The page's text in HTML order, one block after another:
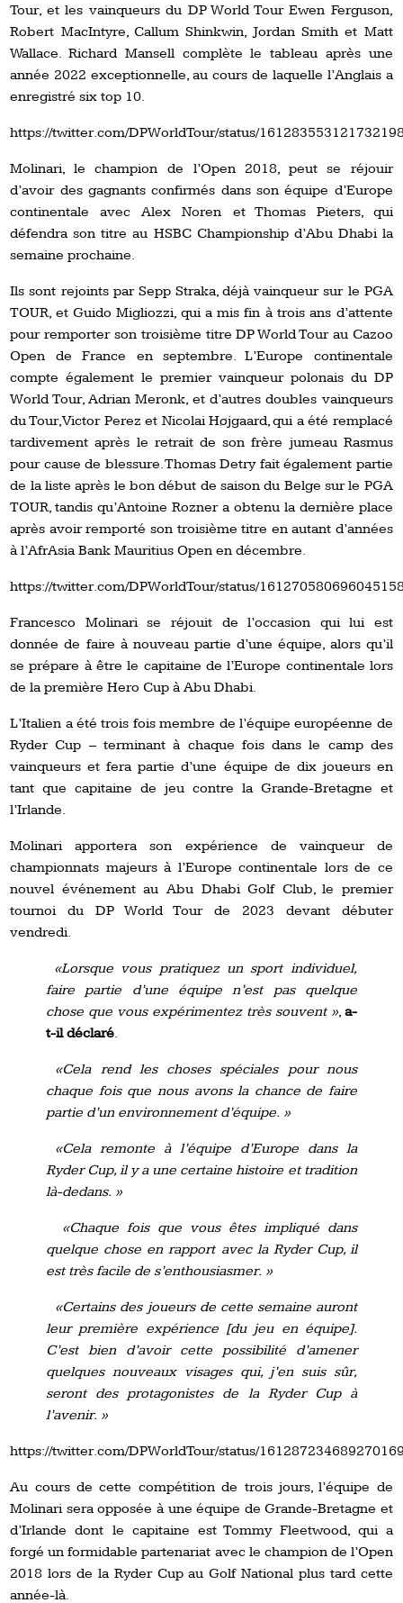
Tour, et les vainqueurs du DP World Tour Ewen Ferguson,
Robert MacIntyre, Callum Shinkwin, Jordan Smith et Matt
Wallace. Richard Mansell complète le tableau après une
année 2022 exceptionnelle, au cours de laquelle l’Anglais a
enregistré six top 10.
https://twitter.com/DPWorldTour/status/
Molinari, le champion de l’Open 2018, peut se réjouir
d’avoir des gagnants confirmés dans son équipe d’Europe
continentale avec Alex Noren et Thomas Pieters, qui
défendra son titre au HSBC Championship d’Abu Dhabi la
semaine prochaine.
Ils sont rejoints par Sepp Straka, déjà vainqueur sur le PGA
TOUR, et Guido Migliozzi, qui a mis fin à trois ans d’attente
pour remporter son troisième titre DP World Tour au Cazoo
Open de France en septembre. L’Europe continentale
compte également le premier vainqueur polonais du DP
World Tour, Adrian Meronk, et d’autres doubles vainqueurs
du Tour, Victor Perez et Nicolai Højgaard, qui a été remplacé
tardivement après le retrait de son frère jumeau Rasmus
pour cause de blessure. Thomas Detry fait également partie
de la liste après le bon début de saison du Belge sur le PGA
TOUR, tandis qu’Antoine Rozner a obtenu la dernière place
après avoir remporté son troisième titre en autant d’années
à l’AfrAsia Bank Mauritius Open en décembre.
https://twitter.com/DPWorldTour/status/
Francesco Molinari se réjouit de l’occasion qui lui est
donnée de faire à nouveau partie d’une équipe, alors qu’il
se prépare à être le capitaine de l’Europe continentale lors
de la première Hero Cup à Abu Dhabi.
L’Italien a été trois fois membre de l’équipe européenne de
Ryder Cup – terminant à chaque fois dans le camp des
vainqueurs et fera partie d’une équipe de dix joueurs en
tant que capitaine de jeu contre la Grande-Bretagne et
l’Irlande.
Molinari apportera son expérience de vainqueur de
championnats majeurs à l’Europe continentale lors de ce
nouvel événement au Abu Dhabi Golf Club, le premier
tournoi du DP World Tour de 2023 devant débuter
vendredi.
«Lorsque vous pratiquez un sport individuel,
faire partie d’une équipe n’est pas quelque
chose que vous expérimentez très souvent », a-
t-il déclaré.
«Cela rend les choses spéciales pour nous
chaque fois que nous avons la chance de faire
partie d’un environnement d’équipe. »
«Cela remonte à l’équipe d’Europe dans la
Ryder Cup, il y a une certaine histoire et tradition
là-dedans. »
«Chaque fois que vous êtes impliqué dans
quelque chose en rapport avec la Ryder Cup, il
est très facile de s’enthousiasmer. »
«Certains des joueurs de cette semaine auront
leur première expérience [du jeu en équipe].
C’est bien d’avoir cette possibilité d’amener
quelques nouveaux visages qui, j’en suis sûr,
seront des protagonistes de la Ryder Cup à
l’avenir. »
https://twitter.com/DPWorldTour/status/
Au cours de cette compétition de trois jours, l’équipe de
Molinari sera opposée à une équipe de Grande-Bretagne et
d’Irlande dont le capitaine est Tommy Fleetwood, qui a
forgé un formidable partenariat avec le champion de l’Open
2018 lors de la Ryder Cup au Golf National plus tard cette
année-là.